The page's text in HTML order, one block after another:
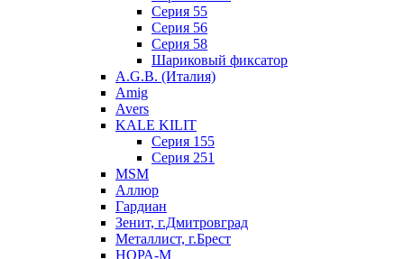
Серия 55
Серия 56
Серия 58
Шариковый фиксатор
A.G.B. (Италия)
Amig
Avers
KALE KILIT
Серия 155
Серия 251
MSM
Аллюр
Гардиан
Зенит, г.Дмитровград
Металлист, г.Брест
НОРА-М